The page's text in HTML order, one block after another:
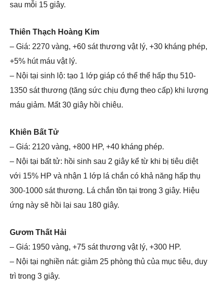
sau mỗi 15 giây.
Thiên Thạch Hoàng Kim
– Giá: 2270 vàng, +60 sát thương vật lý, +30 kháng phép,
+5% hút máu vật lý.
– Nội tại sinh lộ: tạo 1 lớp giáp có thể thể hấp thụ 510-
1350 sát thương (tăng sức chịu đựng theo cấp) khi lượng
máu giảm. Mất 30 giây hồi chiêu.
Khiên Bất Tử
– Giá: 2120 vàng, +800 HP, +40 kháng phép.
– Nội tại bất tử: hồi sinh sau 2 giây kể từ khi bị tiêu diệt
với 15% HP và nhận 1 lớp lá chắn có khả năng hấp thụ
300-1000 sát thương. Lá chắn tồn tại trong 3 giây. Hiệu
ứng này sẽ hồi lại sau 180 giây.
Gươm Thất Hải
– Giá: 1950 vàng, +75 sát thương vật lý, +300 HP.
– Nội tại nghiền nát: giảm 25 phòng thủ của mục tiêu, duy
trì trong 3 giây.